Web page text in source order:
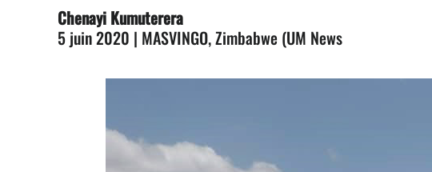
Chenayi Kumuterera
5 juin 2020 | MASVINGO, Zimbabwe (UM News